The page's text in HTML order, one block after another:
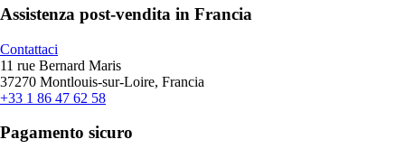
Assistenza post-vendita in Francia
Contattaci
11 rue Bernard Maris
37270 Montlouis-sur-Loire, Francia
+33 1 86 47 62 58
Pagamento sicuro